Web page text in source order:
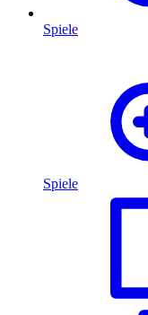
Spiele
Spiele